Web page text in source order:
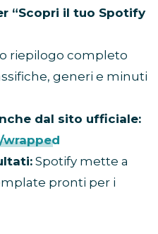
“Scopri il tuo Spotify
riepilogo completo
generi e minuti
dal sito ufficiale:
Spotify mette a
pronti per i